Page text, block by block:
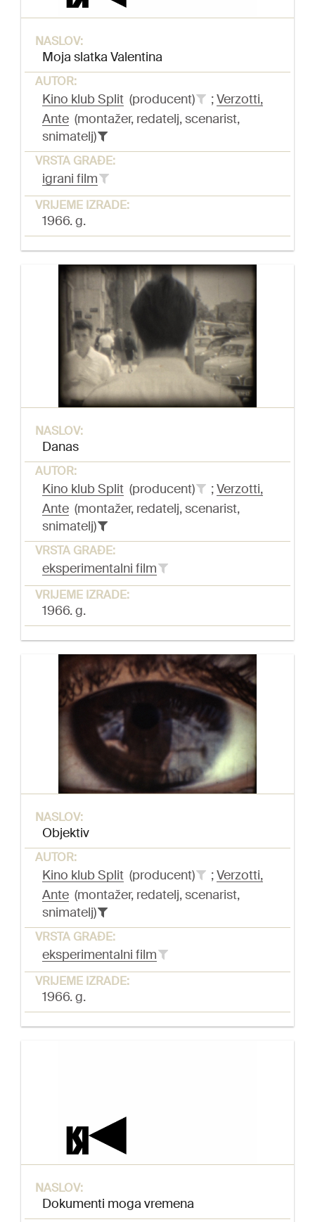
NASLOV:
Moja slatka Valentina
AUTOR:
Kino klub Split (producent) ;Verzotti,
Ante (montažer, redatelj, scenarist,
snimatelj)
VRSTA GRAĐE:
igrani film
VRIJEME IZRADE:
1966. g.
NASLOV:
Danas
AUTOR:
Kino klub Split (producent) ;Verzotti,
Ante (montažer, redatelj, scenarist,
snimatelj)
VRSTA GRAĐE:
eksperimentalni film
VRIJEME IZRADE:
1966. g.
NASLOV:
Objektiv
AUTOR:
Kino klub Split (producent) ;Verzotti,
Ante (montažer, redatelj, scenarist,
snimatelj)
VRSTA GRAĐE:
eksperimentalni film
VRIJEME IZRADE:
1966. g.
NASLOV:
Dokumenti moga vremena